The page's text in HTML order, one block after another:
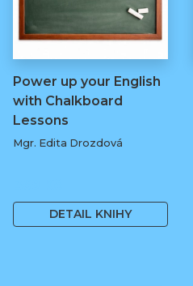
Power up your English
with Chalkboard
Lessons
Mgr. Edita Drozdová
DETAIL KNIHY